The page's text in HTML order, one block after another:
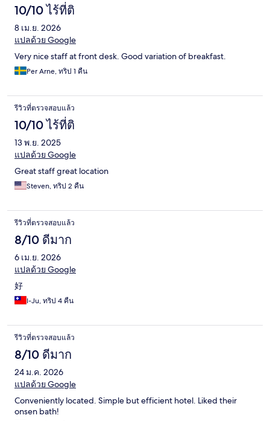
10/10 ไร้ที่ติ
8 เม.ย. 2026
แปลด้วย Google
Very nice staff at front desk. Good variation of breakfast.
Per Arne, ทริป 1 คืน
รีวิวที่ตรวจสอบแล้ว
10/10 ไร้ที่ติ
13 พ.ย. 2025
แปลด้วย Google
Great staff great location
Steven, ทริป 2 คืน
รีวิวที่ตรวจสอบแล้ว
8/10 ดีมาก
6 เม.ย. 2026
แปลด้วย Google
好
I-Ju, ทริป 4 คืน
รีวิวที่ตรวจสอบแล้ว
8/10 ดีมาก
24 ม.ค. 2026
แปลด้วย Google
Conveniently located. Simple but efficient hotel. Liked their
onsen bath!